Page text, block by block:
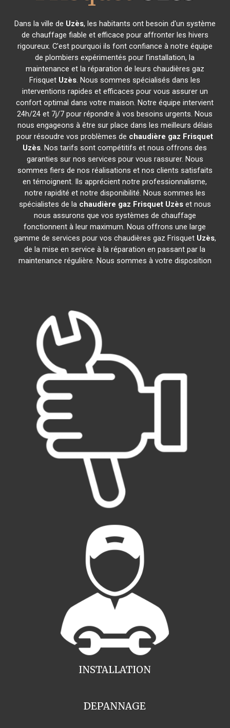
Dans la ville de Uzès, les habitants ont besoin d'un système
de chauffage fiable et efficace pour affronter les hivers
rigoureux. C'est pourquoi ils font confiance à notre équipe
de plombiers expérimentés pour l'installation, la
maintenance et la réparation de leurs chaudières gaz
Frisquet Uzès. Nous sommes spécialisés dans les
interventions rapides et efficaces pour vous assurer un
confort optimal dans votre maison. Notre équipe intervient
24h/24 et 7j/7 pour répondre à vos besoins urgents. Nous
nous engageons à être sur place dans les meilleurs délais
pour résoudre vos problèmes de chaudière gaz Frisquet
Uzès. Nos tarifs sont compétitifs et nous offrons des
garanties sur nos services pour vous rassurer. Nous
sommes fiers de nos réalisations et nos clients satisfaits
en témoignent. Ils apprécient notre professionnalisme,
notre rapidité et notre disponibilité. Nous sommes les
spécialistes de la chaudière gaz Frisquet Uzèset nous
nous assurons que vos systèmes de chauffage
fonctionnent à leur maximum. Nous offrons une large
gamme de services pour vos chaudières gaz Frisquet Uzès,
de la mise en service à la réparation en passant par la
maintenance régulière. Nous sommes à votre disposition
INSTALLATION
DEPANNAGE